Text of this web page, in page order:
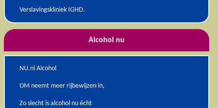
Verslavingskliniek IGHD.
Alcohol nu
NU.nl Alcohol
OM neemt meer rijbewijzen in,
Zo slecht is alcohol nu écht